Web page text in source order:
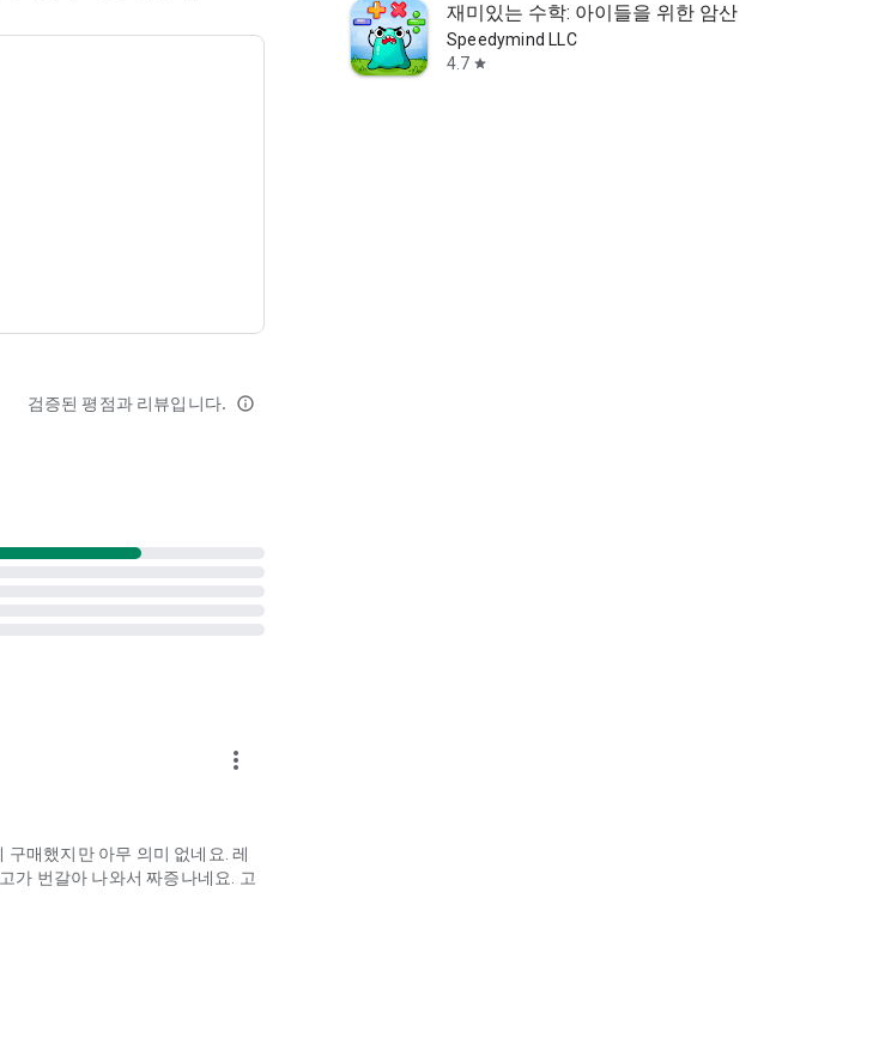
要求玩的优质数学游戏。
具瞬间激活。准确率与速度越
了无尽奔跑的畅快体验。错误
——知识就是你的制胜法宝。若你
的数学游戏行列。
검증된 평점과 리뷰입니다. info_outline
more_vert
매했지만 아무 의미 없네요. 레
가 번갈아 나와서 짜증나네요. 고
재미있는 수학: 아이들을 위한 암산
Speedymind LLC
4.7 star